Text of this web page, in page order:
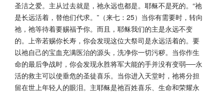
圣洁之爱。主从过去就是，祂永远也都是。耶稣不是死的。“祂
是长远活着，替他们代求。”（来七：25）当你有需要时，转向
祂，祂等待着要赐福予你。而且，耶稣我们的主是永远不变
的。上帝若赐你长寿，你会发现这位大祭司是永远活着的。要
以祂自己的宝血充满医治的源头，洗净你一切污秽。当你作生
命的最后争战时，你会发现永胜将军大能的手并没有变弱──永
活的救主可以使垂危的圣徒喜乐。当你进入天堂时，祂将分担
留在世上年轻人的眼泪。主耶稣是祂百姓喜乐、生命和荣耀永